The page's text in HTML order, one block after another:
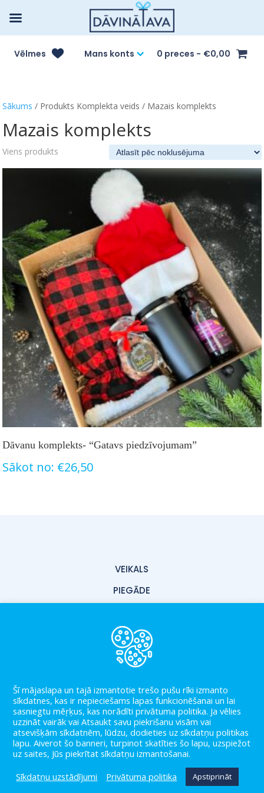
Vēlmes Mans konts 0 preces €0,00
Sākums / Produkts Komplekta veids / Mazais komplekts
Mazais komplekts
Viens produkts
Dāvanu komplekts- “Gatavs piedzīvojumam”
Sākot no: €26,50
VEIKALS
PIEGĀDE
KONTAKTI
LIETOŠANAS NOTEIKUMI
BLOGS
Šī mājaslapa un tajā izmantotie trešo pušu rīki izmanto
sīkdatnes, kas ir nepieciešams lapas funkcionēšanai un lai
sasniegtu mēŗķus, kas norādīti privātuma politika. Ja vēlies
uzzināt vairāk vai Atsaukt savu piekrišanu visām vai
atsevišķām sīkdatnēm, lūdzu, dodieties uz sīkdatņu politikas
lapu. Aiverot šo banneri, turpinot skatīties šo lapu, uzspiežot
uz saites, Jūs piekrītat sīkdatņu izmantošanai.
Sīkdatņu uzstādījumi
Privātuma politika Apstiprināt